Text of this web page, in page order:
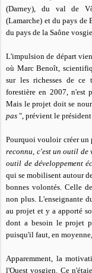
(Darney), du val de
(Lamarche) et du pays
du pays de la Saône
L'impulsion de départ
où Marc Benoît,
sur les richesses de ce
forestière en 2007, n'est
Mais le projet doit se
pas ", prévient le
Pourquoi vouloir créer un
reconnu, c'est un outil
outil de développement
qui se mobilisent autour
bonnes volontés. Celle
non plus. L'enseignante
au projet et y a apporté
dont a besoin le projet
puisqu'il faut, en
Apparemment, la
l'Ouest vosgien. Ce